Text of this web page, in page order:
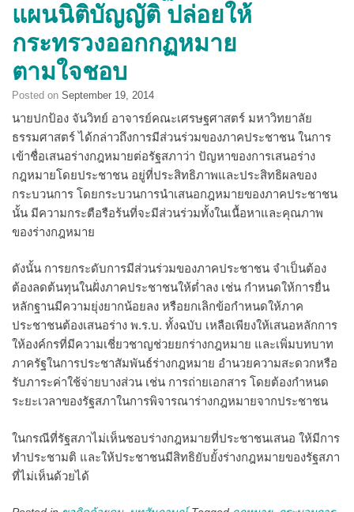
แผนนิติบัญญัติ ปล่อยให้
กระทรวงออกกฏหมาย
ตามใจชอบ
Posted on September 19, 2014
นายปกป้อง จันวิทย์ อาจารย์คณะเศรษฐศาสตร์ มหาวิทยาลัย
ธรรมศาสตร์ ได้กล่าวถึงการมีส่วนร่วมของภาคประชาชน ในการ
เข้าชื่อเสนอร่างกฎหมายต่อรัฐสภาว่า ปัญหาของการเสนอร่าง
กฎหมายโดยประชาชน อยู่ที่ประสิทธิภาพและประสิทธิผลของ
กระบวนการ โดยกระบวนการนำเสนอกฎหมายของภาคประชาชน
นั้น มีความกระตือรือร้นที่จะมีส่วนร่วมทั้งในเนื้อหาและคุณภาพ
ของร่างกฎหมาย
ดังนั้น การยกระดับการมีส่วนร่วมของภาคประชาชน จำเป็นต้อง
ต้องลดต้นทุนในฝั่งภาคประชาชนให้ต่ำลง เช่น กำหนดให้การยื่น
หลักฐานมีความยุ่งยากน้อยลง หรือยกเลิกข้อกำหนดให้ภาค
ประชาชนต้องเสนอร่าง พ.ร.บ. ทั้งฉบับ เหลือเพียงให้เสนอหลักการ
ให้องค์กรที่มีความเชี่ยวชาญช่วยยกร่างกฎหมาย และเพิ่มบทบาท
ภาครัฐในการประชาสัมพันธ์ร่างกฎหมาย อำนวยความสะดวกหรือ
รับภาระค่าใช้จ่ายบางส่วน เช่น การถ่ายเอกสาร โดยต้องกำหนด
ระยะเวลาของรัฐสภาในการพิจารณาร่างกฎหมายจากประชาชน
ในกรณีที่รัฐสภาไม่เห็นชอบร่างกฎหมายที่ประชาชนเสนอ ให้มีการ
ทำประชามติ และให้ประชาชนมีสิทธิยับยั้งร่างกฎหมายของรัฐสภา
ที่ไม่เห็นด้วยได้